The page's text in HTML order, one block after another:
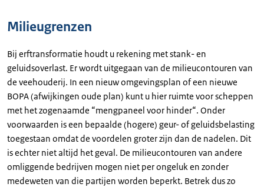
Milieugrenzen
Bij erftransformatie houdt u rekening met stank- en
geluidsoverlast. Er wordt uitgegaan van de milieucontouren van
de veehouderij. In een nieuw omgevingsplan of een nieuwe
BOPA (afwijkingen oude plan) kunt u hier ruimte voor scheppen
met het zogenaamde “mengpaneel voor hinder“. Onder
voorwaarden is een bepaalde (hogere) geur- of geluidsbelasting
toegestaan omdat de voordelen groter zijn dan de nadelen. Dit
is echter niet altijd het geval. De milieucontouren van andere
omliggende bedrijven mogen niet per ongeluk en zonder
medeweten van die partijen worden beperkt. Betrek dus zo